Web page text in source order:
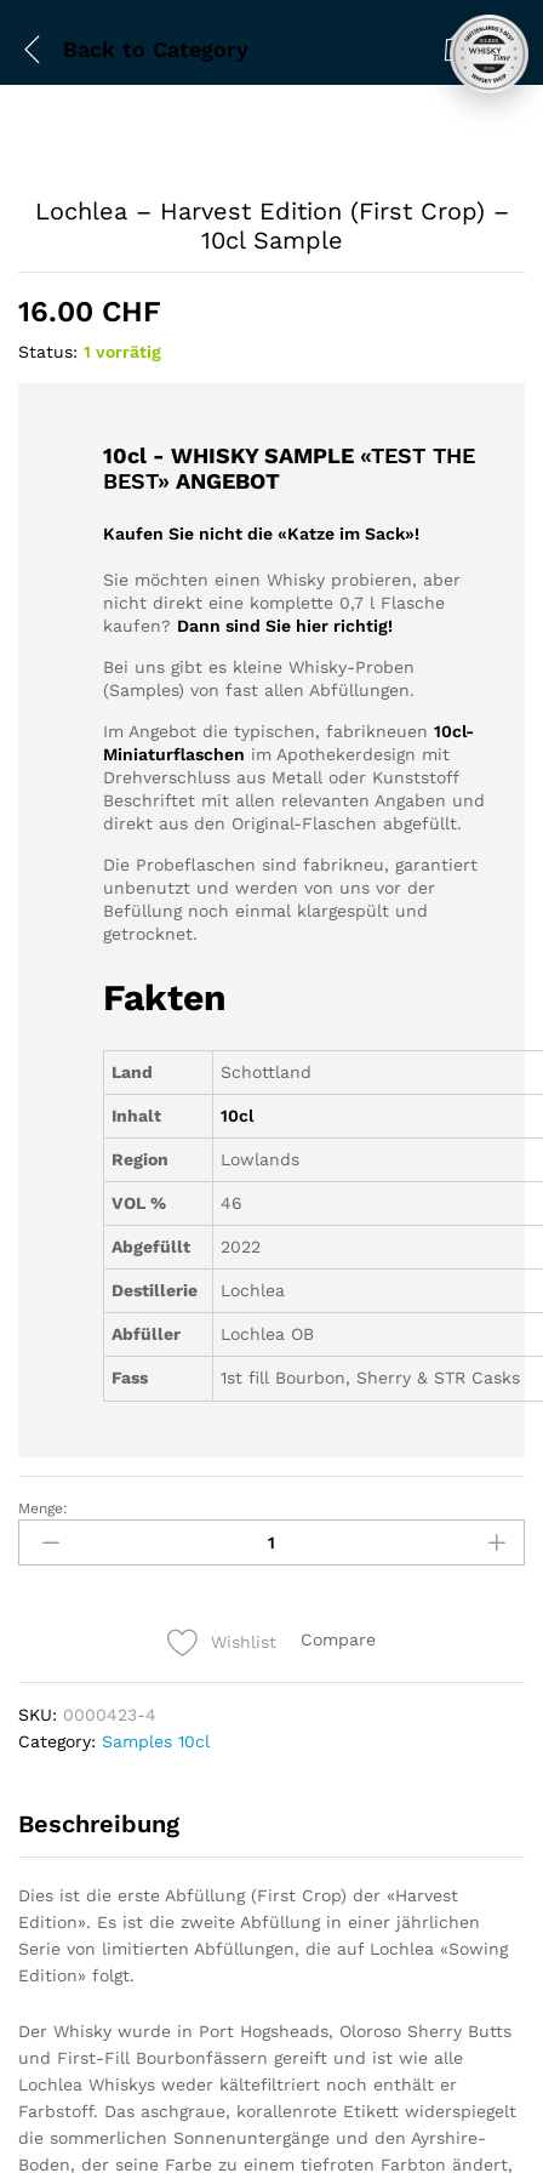
Back to Category 0
Lochlea – Harvest Edition (First Crop) –
10cl Sample
16.00 CHF
Status: 1 vorrätig
10cl - WHISKY SAMPLE «TEST THE
BEST» ANGEBOT
Kaufen Sie nicht die «Katze im Sack»!
Sie möchten einen Whisky probieren, aber
nicht direkt eine komplette 0,7 l Flasche
kaufen? Dann sind Sie hier richtig!
Bei uns gibt es kleine Whisky-Proben
(Samples) von fast allen Abfüllungen.
Im Angebot die typischen, fabrikneuen 10cl-
Miniaturflaschen im Apothekerdesign mit
Drehverschluss aus Metall oder Kunststoff
Beschriftet mit allen relevanten Angaben und
direkt aus den Original-Flaschen abgefüllt.
Die Probeflaschen sind fabrikneu, garantiert
unbenutzt und werden von uns vor der
Befüllung noch einmal klargespült und
getrocknet.
Fakten
Land Schottland
Inhalt 10cl
Region Lowlands
VOL % 46
Abgefüllt 2022
Destillerie Lochlea
Abfüller Lochlea OB
Fass 1st fill Bourbon, Sherry & STR Casks
Lochlea
Harvest
Sample
quantity
Menge:
Wishlist Compare
SKU: 0000423-4
Category: Samples 10cl
Beschreibung
Dies ist die erste Abfüllung (First Crop) der «Harvest
Edition». Es ist die zweite Abfüllung in einer jährlichen
Serie von limitierten Abfüllungen, die auf Lochlea «Sowing
Edition» folgt.
Der Whisky wurde in Port Hogsheads, Oloroso Sherry Butts
und First-Fill Bourbonfässern gereift und ist wie alle
Lochlea Whiskys weder kältefiltriert noch enthält er
Farbstoff. Das aschgraue, korallenrote Etikett widerspiegelt
die sommerlichen Sonnenuntergänge und den Ayrshire-
Boden, der seine Farbe zu einem tiefroten Farbton ändert,